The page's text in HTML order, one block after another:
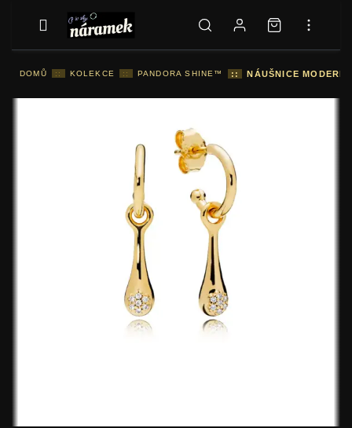
DOMŮ :: KOLEKCE :: PANDORA SHINE™ :: NÁUŠNICE